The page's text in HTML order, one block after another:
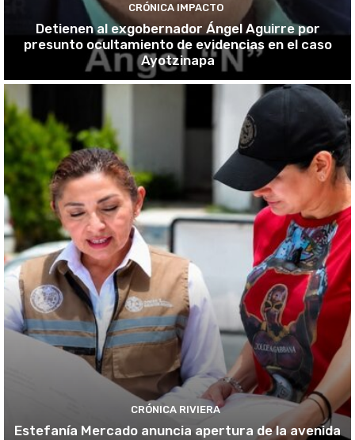
CRÓNICA IMPACTO
Detienen al exgobernador Ángel Aguirre por
presunto ocultamiento de evidencias en el caso
Ayotzinapa
CRÓNICA RIVIERA
Estefanía Mercado anuncia apertura de la avenida